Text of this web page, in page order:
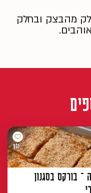
מהבצק ובחלק
951
– בורקס בסגנון